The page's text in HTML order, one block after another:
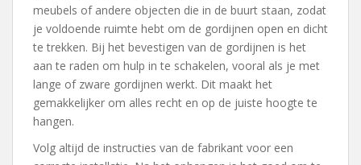
meubels of andere objecten die in de buurt staan, zodat
je voldoende ruimte hebt om de gordijnen open en dicht
te trekken. Bij het bevestigen van de gordijnen is het
aan te raden om hulp in te schakelen, vooral als je met
lange of zware gordijnen werkt. Dit maakt het
gemakkelijker om alles recht en op de juiste hoogte te
hangen.
Volg altijd de instructies van de fabrikant voor een